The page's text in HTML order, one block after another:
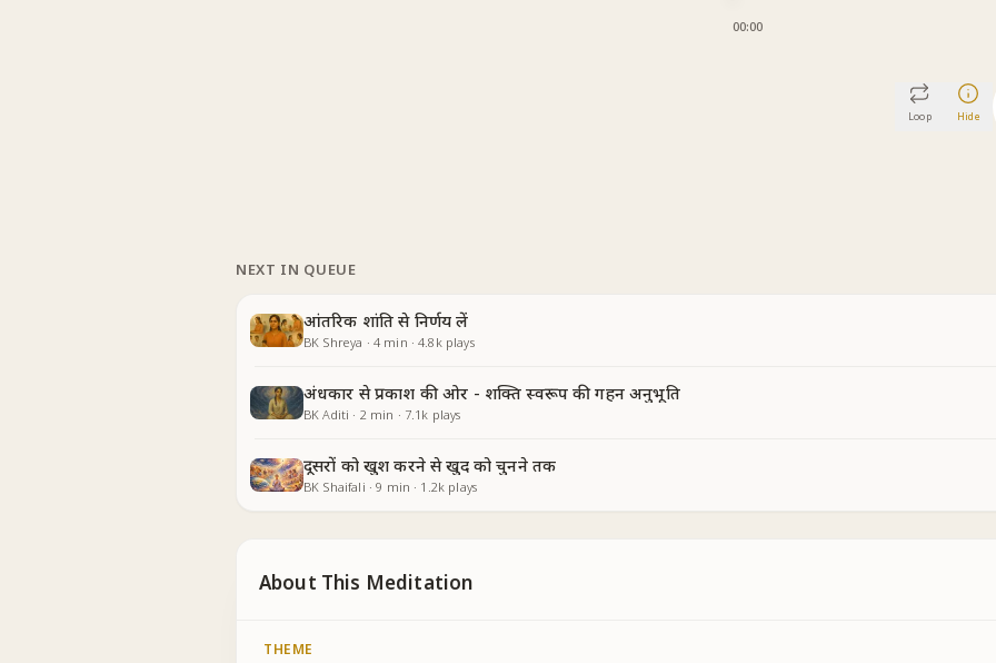
00:00
Loop Hide
NEXT IN QUEUE
आंतरिक शांति से निर्णय लें
BK Shreya · 4 min ·4.8kplays
अंधकार से प्रकाश की ओर - शक्ति स्वरूप की गहन अनुभूति
BK Aditi · 2 min · 7.1k plays
दूसरों को खुश करने से खुद को चुनने तक
BK Shaifali ·9 min · 1.2k plays
About This Meditation
THEME